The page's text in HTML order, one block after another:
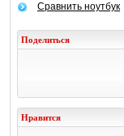
Сравнить ноутбук
Поделиться
Нравится